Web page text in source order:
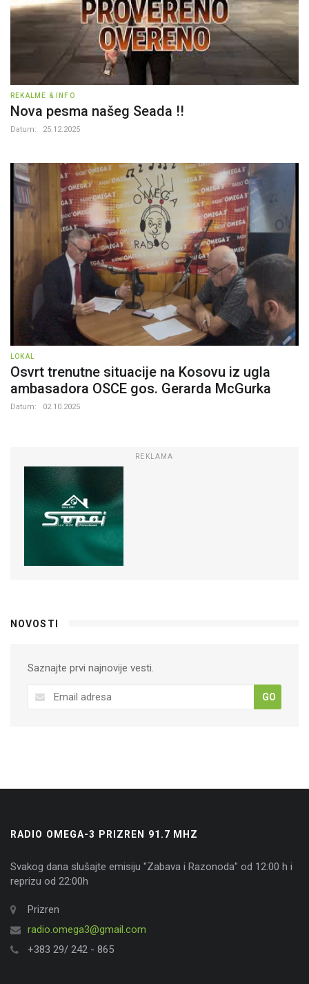
REKALME & INFO
Nova pesma našeg Seada !!
Datum: 25.12.2025
LOKAL
Osvrt trenutne situacije na Kosovu iz ugla
ambasadora OSCE gos. Gerarda McGurka
Datum: 02.10.2025
REKLAMA
NOVOSTI
Saznajte prvi najnovije vesti.
GO
RADIO OMEGA-3 PRIZREN 91.7 MHZ
Svakog dana slušajte emisiju "Zabava i Razonoda" od 12:00 h i
reprizu od 22:00h
Prizren
radio.omega3@gmail.com
+383 29/ 242 - 865